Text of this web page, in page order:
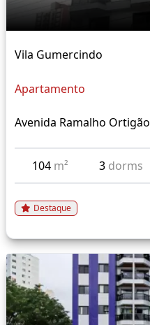
Vila Gumercindo
Apartamento
Avenida Ramalho Ortigão
104 m² 3 dorms
Destaque